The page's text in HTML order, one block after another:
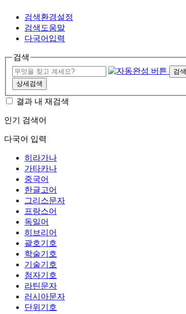
검색환경설정
검색도움말
다국어입력
검색
검색
상세검색
결과 내 재검색
인기 검색어
다국어 입력
히라가나
가타카나
중국어
한글고어
그리스문자
프랑스어
독일어
히브리어
괄호기호
학술기호
기술기호
첨자기호
라틴문자
러시아문자
단위기호